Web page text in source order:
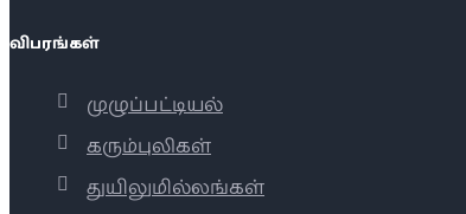
விபரங்கள்
முழுப்பட்டியல்
கரும்புலிகள்
துயிலுமில்லங்கள்